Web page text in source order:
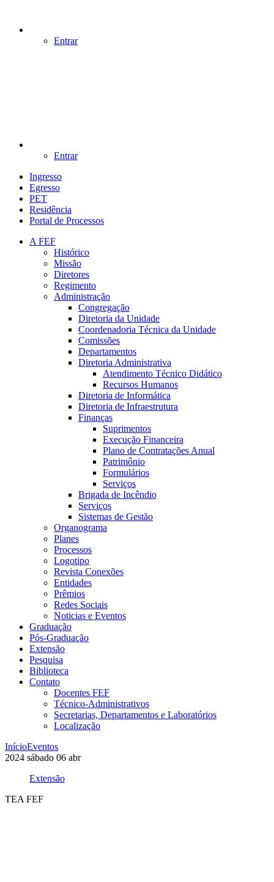
Entrar
Entrar
Ingresso
Egresso
PET
Residência
Portal de Processos
A FEF
Histórico
Missão
Diretores
Regimento
Administração
Congregação
Diretoria da Unidade
Coordenadoria Técnica da Unidade
Comissões
Departamentos
Diretoria Administrativa
Atendimento Técnico Didático
Recursos Humanos
Diretoria de Informática
Diretoria de Infraestrutura
Finanças
Suprimentos
Execução Financeira
Plano de Contratações Anual
Patrimônio
Formulários
Serviços
Brigada de Incêndio
Serviços
Sistemas de Gestão
Organograma
Planes
Processos
Logotipo
Revista Conexões
Entidades
Prêmios
Redes Sociais
Noticias e Eventos
Graduação
Pós-Graduação
Extensão
Pesquisa
Biblioteca
Contato
Docentes FEF
Técnico-Administrativos
Secretarias, Departamentos e Laboratórios
Localização
InícioEventos
2024 sábado 06 abr
Extensão
TEA FEF